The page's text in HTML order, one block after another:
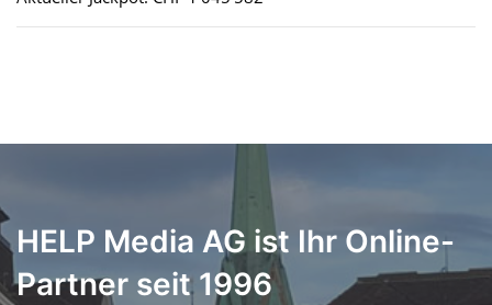
HELP Media AG ist Ihr Online-
Partner seit 1996